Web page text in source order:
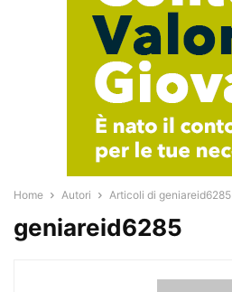
Home Autori Articoli di geniareid6285
geniareid6285